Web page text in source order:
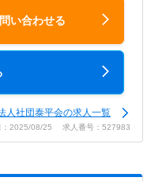
い合わせる
人社団泰平会の求人一覧
：2025/08/25 求人番号：527983